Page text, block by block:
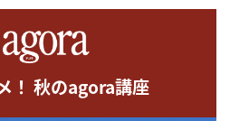
！ 秋のagora講座